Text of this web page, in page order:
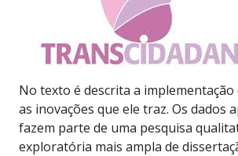
No texto é descrita a
as inovações que ele traz. Os dados
fazem parte de uma pesquisa
exploratória mais ampla de